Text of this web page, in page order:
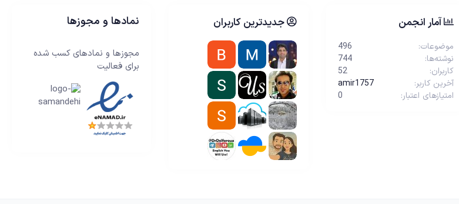
آمار انجمن
موضوعات
496
نوشته‌ها
744
کاربران
52
آخرین کاربر
amir1757
امتیازهای اعتبار
0
جدیدترین کاربران نمادها و مجوزها
مجوزها و نمادهای کسب شده
برای فعالیت